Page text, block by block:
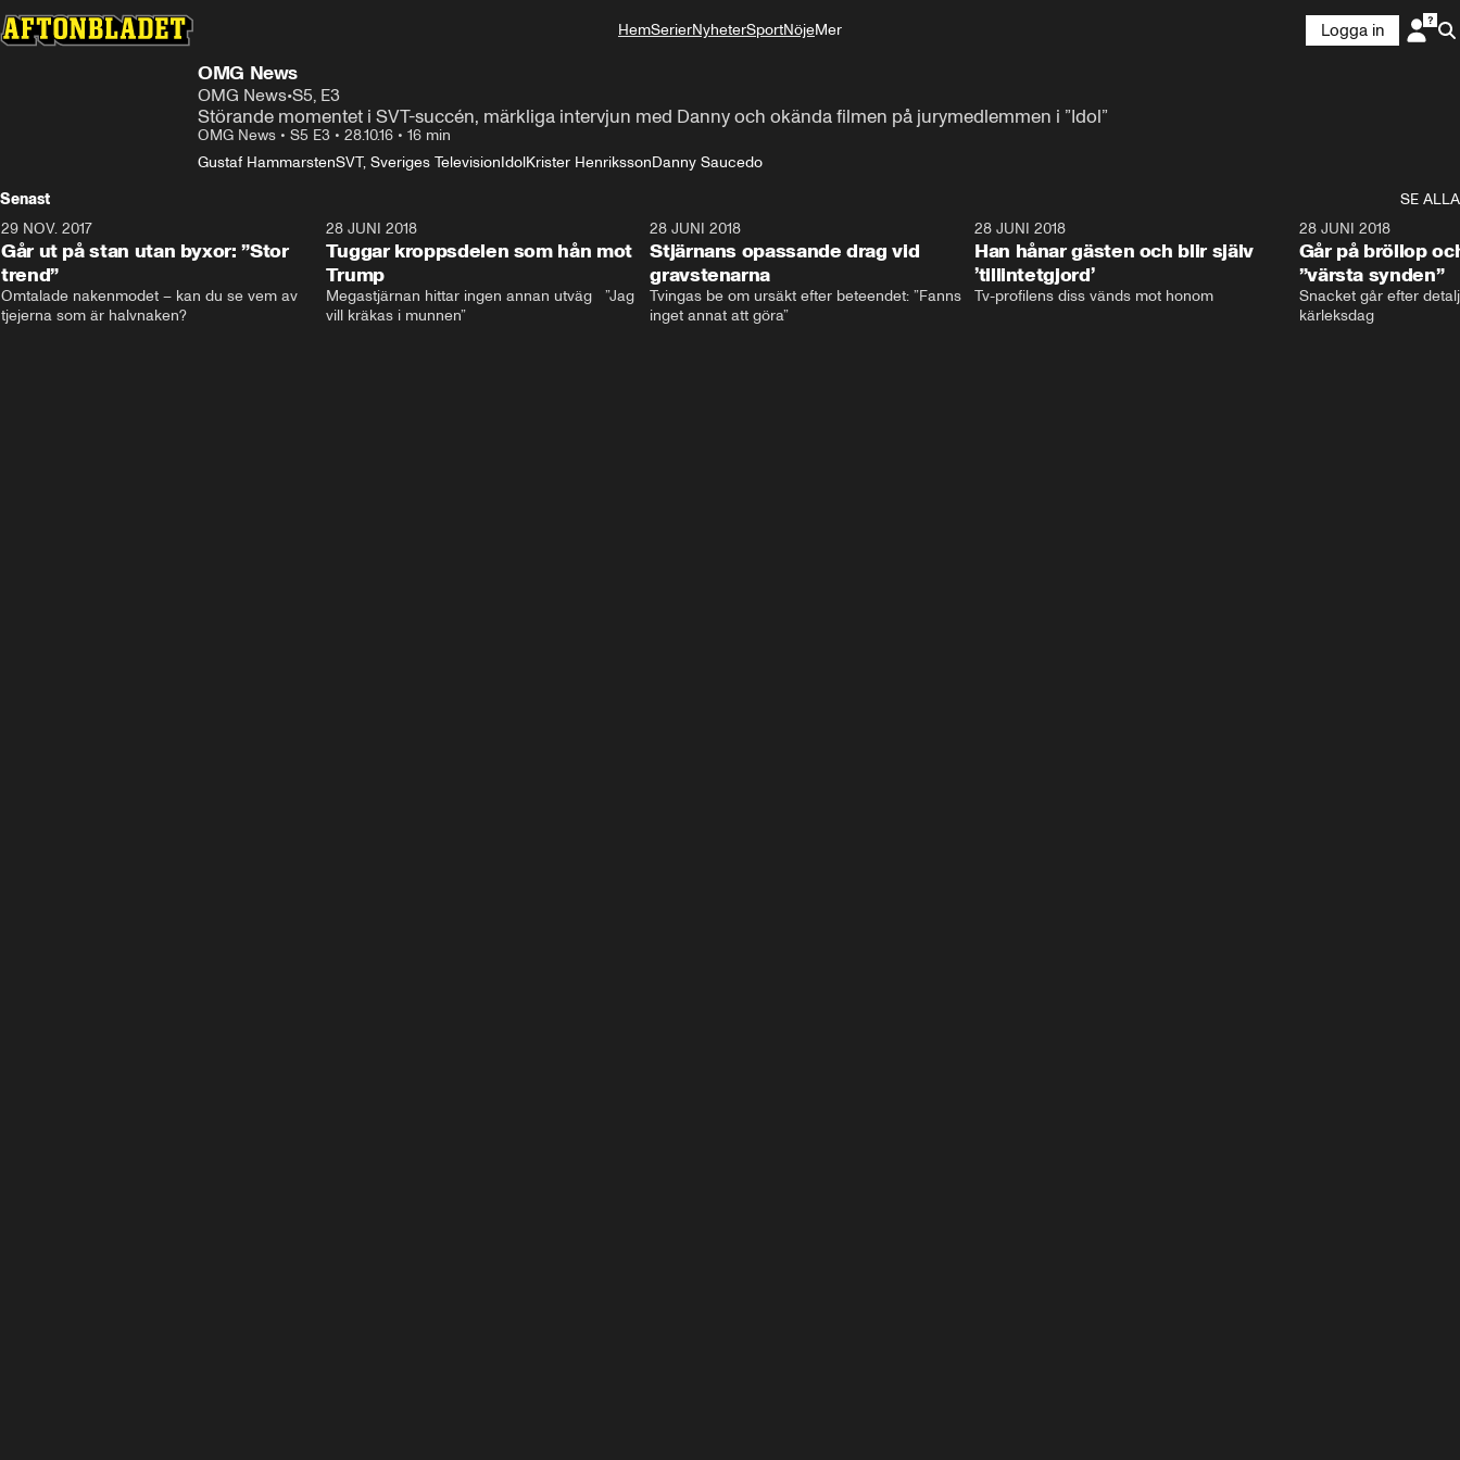
HemSerierNyheterSportNöjeMer
Logga in
OMG News
OMG News•S5, E3
Störande momentet i SVT-succén, märkliga intervjun med Danny och okända filmen på jurymedlemmen i ”Idol”
OMG News • S5 E3 • 28.10.16 • 16 min
Gustaf HammarstenSVT, Sveriges TelevisionIdolKrister HenrikssonDanny Saucedo
Senast
SE ALLA
29 NOV. 2017
Går ut på stan utan byxor: ”Stor
trend”
Omtalade nakenmodet – kan du se vem av
tjejerna som är halvnaken?
17:59
28 JUNI 2018
Tuggar kroppsdelen som hån mot
Trump
Megastjärnan hittar ingen annan utväg   ”Jag
vill kräkas i munnen”
28 JUNI 2018
Stjärnans opassande drag vid
gravstenarna
Tvingas be om ursäkt efter beteendet: ”Fanns
inget annat att göra”
28 JUNI 2018
Han hånar gästen och blir själv
’tillintetgjord’
Tv-profilens diss vänds mot honom
28 JUNI 2018
Går på bröllop
”värsta synden”
Snacket går efter
kärleksdag